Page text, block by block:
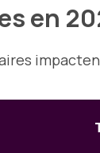
en